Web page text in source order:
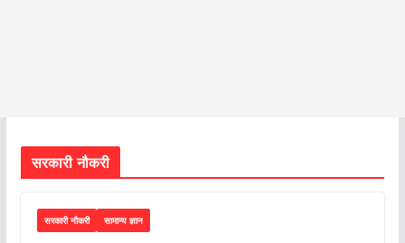
सरकारी नौकरी
सरकारी नौकरी सामान्य ज्ञान